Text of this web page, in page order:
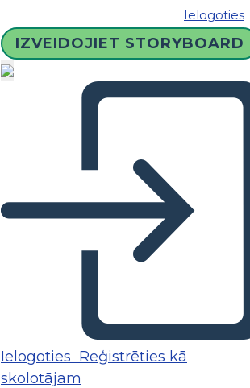
Ielogoties
IZVEIDOJIET STORYBOARD
Ielogoties Reģistrēties kā
skolotājam